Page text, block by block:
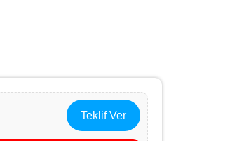
Teklif Ver